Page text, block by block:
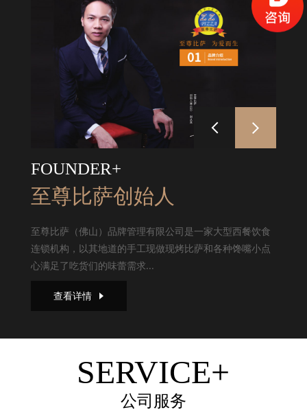
FOUNDER+
至尊比萨创始人
至尊比萨（佛山）品牌管理有限公司是一家大型西餐饮食
连锁机构，以其地道的手工现做现烤比萨和各种馋嘴小点
心满足了吃货们的味蕾需求...
查看详情
SERVICE+
公司服务